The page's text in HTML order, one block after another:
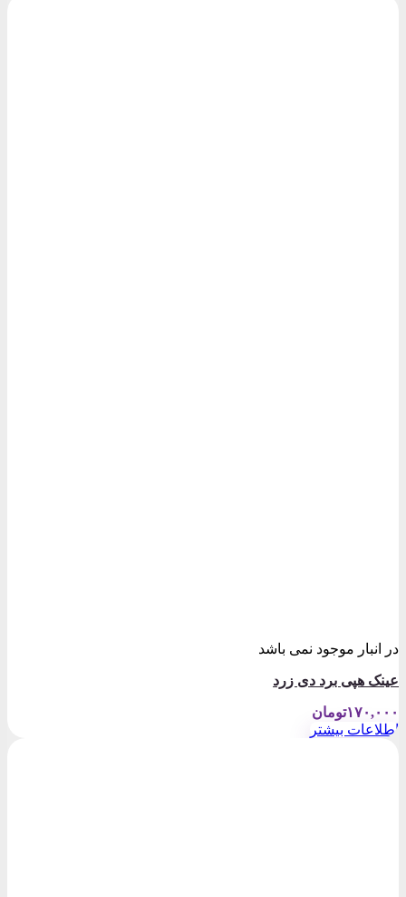
در انبار موجود نمی باشد
عینک هپی برد دی زرد
۱۷۰,۰۰۰تومان
اطلاعات بیشتر